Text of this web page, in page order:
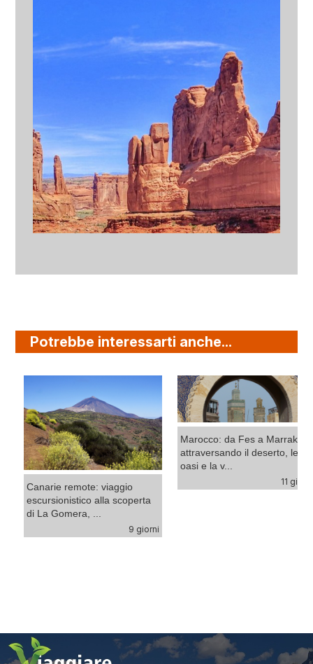
Potrebbe interessarti anche...
Canarie remote: viaggio
escursionistico alla scoperta
di La Gomera, ...
9 giorni
Marocco: da Fes a Marrakech
attraversando il deserto, le
oasi e la v...
11 giorni